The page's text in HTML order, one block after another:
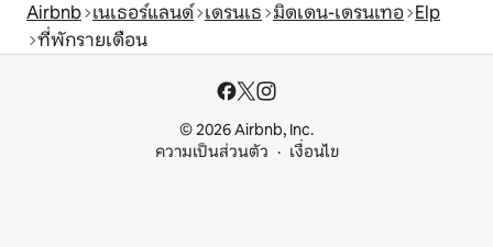
Airbnb เนเธอร์แลนด์ เดรนเธ มิดเดน-เดรนเทอ Elp
ที่พักรายเดือน
© 2026 Airbnb, Inc.
ความเป็นส่วนตัว
เงื่อนไข